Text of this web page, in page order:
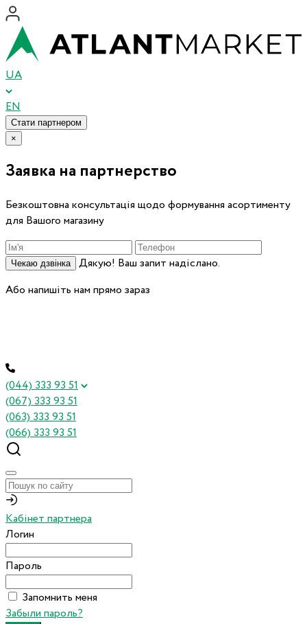
UA
EN
Стати партнером
×
Заявка на партнерство
Безкоштовна консультація щодо формування асортименту
для Вашого магазину
Чекаю дзвінка
Дякую! Ваш запит надіслано.
Або напишіть нам прямо зараз
(044) 333 93 51
(067) 333 93 51
(063) 333 93 51
(066) 333 93 51
Кабінет партнера
Логин
Пароль
Запомнить меня
Забыли пароль?